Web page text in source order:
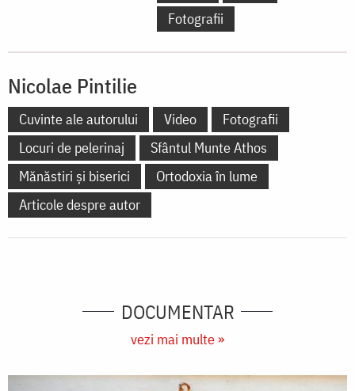
Fotografii
Nicolae Pintilie
Cuvinte ale autorului Video
Fotografii
Locuri de pelerinaj
Sfântul Munte Athos
Mănăstiri și biserici
Ortodoxia în lume
Articole despre autor
DOCUMENTAR
vezi mai multe »